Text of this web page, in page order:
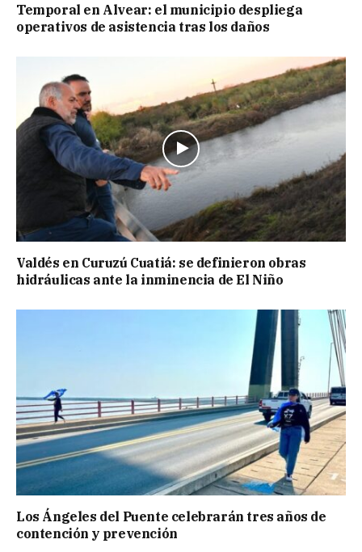
Temporal en Alvear: el municipio despliega
operativos de asistencia tras los daños
Valdés en Curuzú Cuatiá: se definieron obras
hidráulicas ante la inminencia de El Niño
Los Ángeles del Puente celebrarán tres años de
contención y prevención